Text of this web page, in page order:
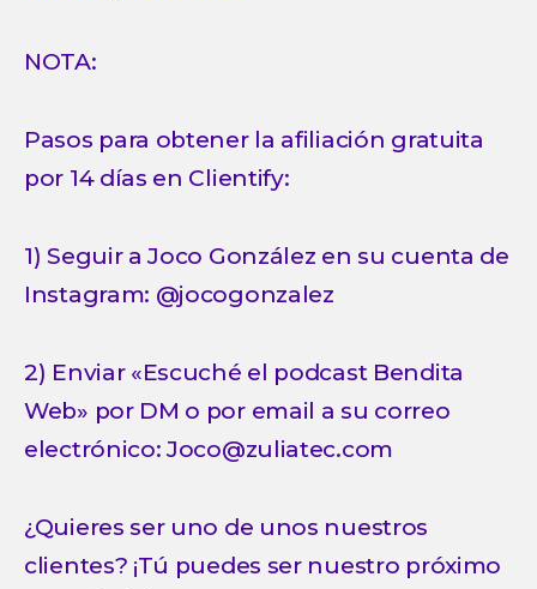
NOTA:
Pasos para obtener la afiliación gratuita
por 14 días en Clientify:
1) Seguir a Joco González en su cuenta de
Instagram: @jocogonzalez
2) Enviar «Escuché el podcast Bendita
Web» por DM o por email a su correo
electrónico: Joco@zuliatec.com
¿Quieres ser uno de unos nuestros
clientes? ¡Tú puedes ser nuestro próximo